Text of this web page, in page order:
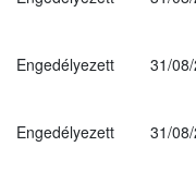
Engedélyezett 31/
Engedélyezett 31/